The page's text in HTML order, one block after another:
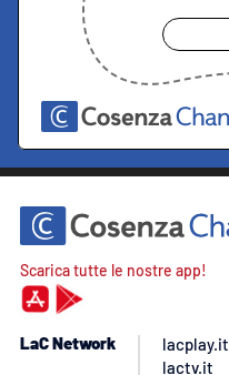
Scarica tutte le nostre app!
LaC Network
lacplay.it
lactv.it